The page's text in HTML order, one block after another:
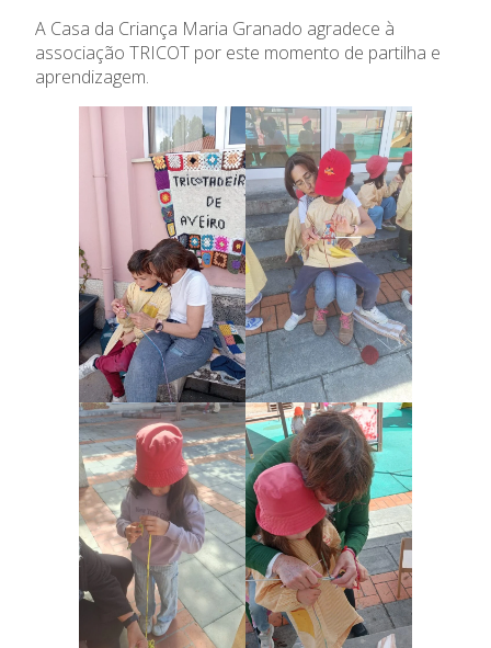
A Casa da Criança Maria Granado agradece à
associação TRICOT por este momento de partilha e
aprendizagem.